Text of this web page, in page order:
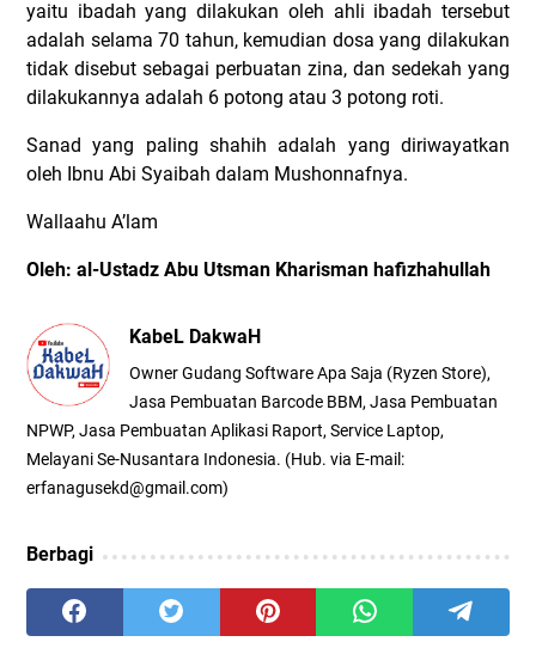
yaitu ibadah yang dilakukan oleh ahli ibadah tersebut
adalah selama 70 tahun, kemudian dosa yang dilakukan
tidak disebut sebagai perbuatan zina, dan sedekah yang
dilakukannya adalah 6 potong atau 3 potong roti.
Sanad yang paling shahih adalah yang diriwayatkan
oleh Ibnu Abi Syaibah dalam Mushonnafnya.
Wallaahu A’lam
Oleh: al-Ustadz Abu Utsman Kharisman hafizhahullah
KabeL DakwaH
Owner Gudang Software Apa Saja (Ryzen Store),
Jasa Pembuatan Barcode BBM, Jasa Pembuatan
NPWP, Jasa Pembuatan Aplikasi Raport, Service Laptop,
Melayani Se-Nusantara Indonesia. (Hub. via E-mail:
erfanagusekd@gmail.com)
Berbagi